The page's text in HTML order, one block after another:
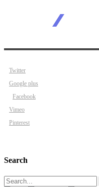
Twitter
Google plus
Facebook
Vimeo
Pinterest
Search
Search